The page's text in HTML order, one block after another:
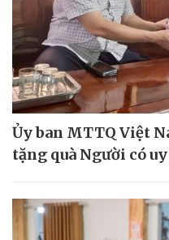
Ủy ban MTTQ Việt
tặng quà Người có